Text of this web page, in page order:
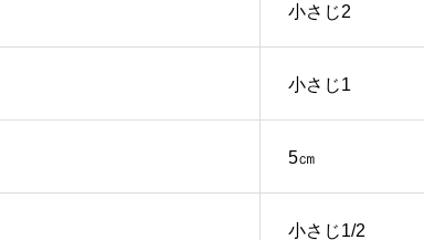
小さじ2
小さじ1
5㎝
小さじ1/2